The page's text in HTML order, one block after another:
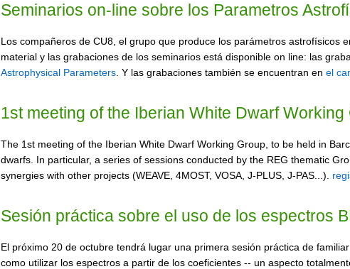
Seminarios on-line sobre los Parametros
Los compañeros de CU8, el grupo que produce los parámetros astrofísicos
material y las grabaciones de los seminarios está disponible on line: las
Astrophysical Parameters . Y las grabaciones también se encuentran en el
1st meeting of the Iberian White Dwarf Working
The 1st meeting of the Iberian White Dwarf Working Group, to be held in
dwarfs. In particular, a series of sessions conducted by the REG thematic
synergies with other projects (WEAVE, 4MOST, VOSA, J-PLUS, J-PAS...).
Sesión práctica sobre el uso de los espectros
El próximo 20 de octubre tendrá lugar una primera sesión práctica de
como utilizar los espectros a partir de los coeficientes -- un aspecto